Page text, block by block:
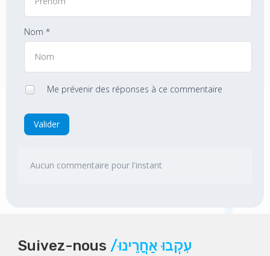
Nom *
Me prévenir des réponses à ce commentaire
Valider
Aucun commentaire pour l'instant
Suivez-nous /עִקְבוּ אַחֲרֵינוּ